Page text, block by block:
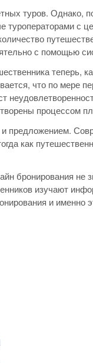
туров. Однако,
туроператорами с
с помощью
теперь,
что по мере
процессом
предложением.
как
бронирования не
изучают
и именно